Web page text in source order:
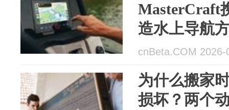
MasterCraft
造水上导航
cnBeta.COM 2026-
为什么搬家
损坏？两个